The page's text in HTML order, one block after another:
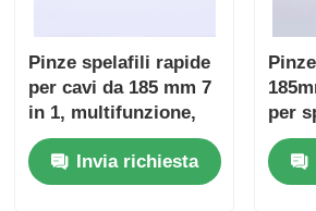
Tappelle per taglio laterale
ESTREMITÀ CHE TAGLIA LE
Pinze spelafili rapide
per cavi da 185 mm 7
in 1, multifunzione,
troncatrici per cavi,
spelatura,
avvolgimento,
Invia richiesta
per